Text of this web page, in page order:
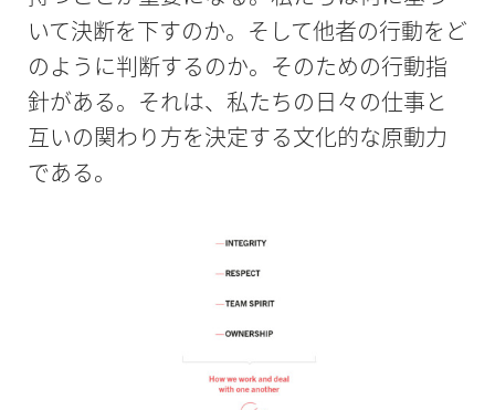
いて決断を下すのか。そして他者の行動をど
のように判断するのか。そのための行動指
針がある。それは、私たちの日々の仕事と
互いの関わり方を決定する文化的な原動力
である。